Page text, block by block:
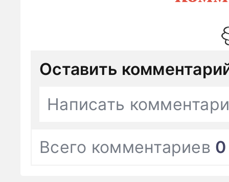
Оставить
Написать
Всего комментариев 0